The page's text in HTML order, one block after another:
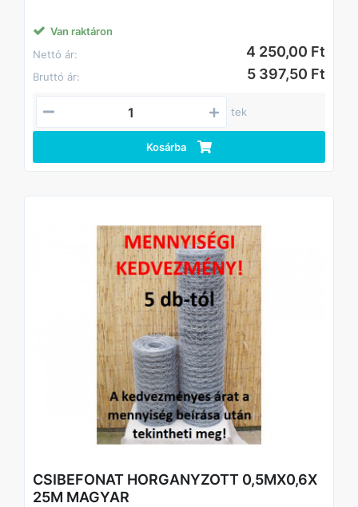
felhasználásig
Van raktáron
Nettó ár:
4 250,00 Ft
Bruttó ár: 5 397,50 Ft
tek
Kosárba
CSIBEFONAT HORGANYZOTT 0,5MX0,6X
25M MAGYAR